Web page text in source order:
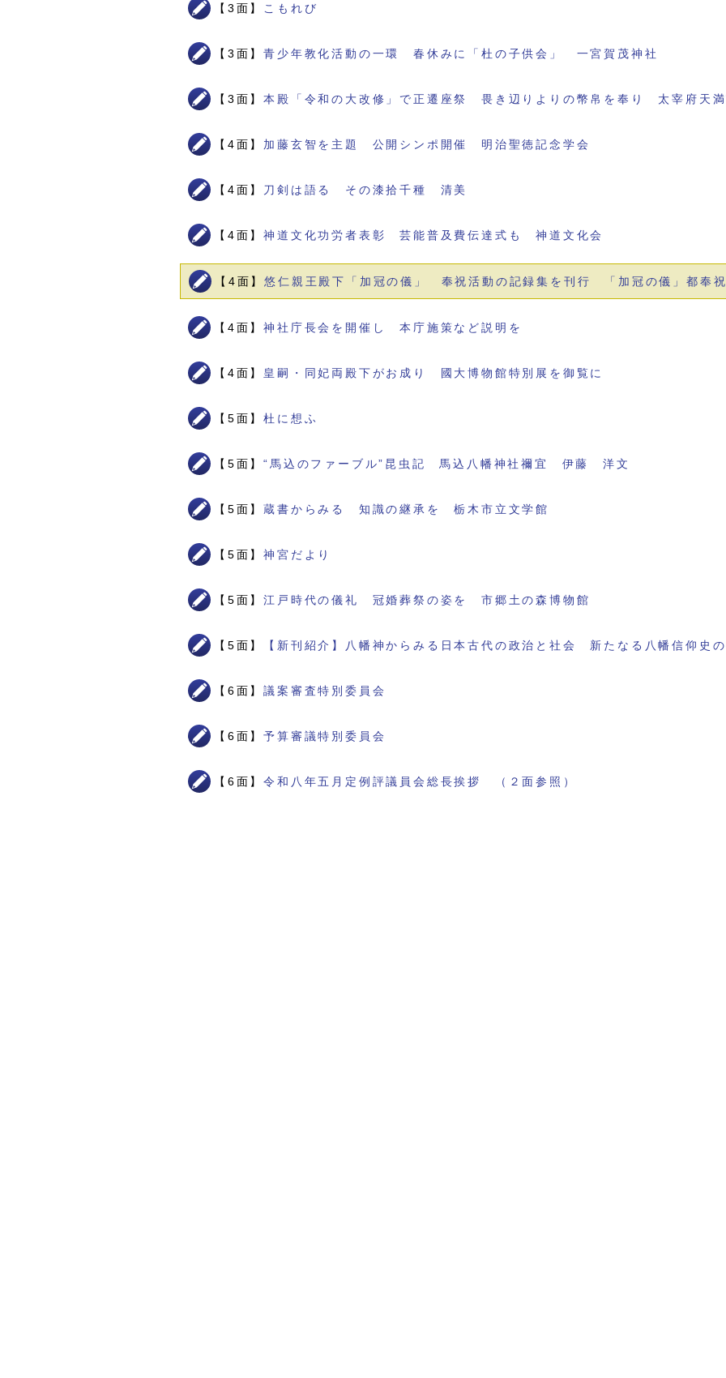
【3面】 こもれび
【3面】青少年教化活動の一環 春休みに「杜の子供会」 一宮賀茂神社
【3面】本殿「令和の大改修」で正遷座祭 畏き辺りよりの幣帛を奉り 太宰府天満
【4面】 加藤玄智を主題 公開シンポ開催 明治聖徳記念学会
【4面】 刀剣は語る その漆拾千種 清美
【4面】神道文化功労者表彰 芸能普及費伝達式も 神道文化会
【4面】悠仁親王殿下「加冠の儀」 奉祝活動の記録集を刊行 「加冠の儀」都奉
【4面】神社庁長会を開催し 本庁施策など説明を
【4面】 皇嗣・同妃両殿下がお成り 國大博物館特別展を御覧に
【5面】杜に想ふ
【5面】“馬込のファーブル”昆虫記 馬込八幡神社禰宜 伊藤 洋文
【5面】蔵書からみる 知識の継承を 栃木市立文学館
【5面】神宮だより
【5面】江戸時代の儀礼 冠婚葬祭の姿を 市郷土の森博物館
【5面】 【新刊紹介】八幡神からみる日本古代の政治と社会 新たなる八幡信仰史
【6面】議案審査特別委員会
【6面】予算審議特別委員会
【6面】令和八年五月定例評議員会総長挨拶 （２面参照）